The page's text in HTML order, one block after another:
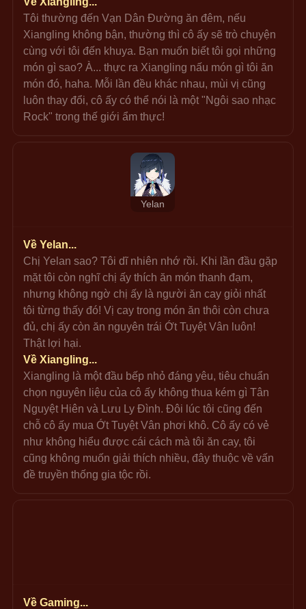
Tôi thường đến Vạn Dân Đường ăn đêm, nếu
Xiangling không bận, thường thì cô ấy sẽ trò chuyện
cùng với tôi đến khuya. Bạn muốn biết tôi gọi những
món gì sao? À... thực ra Xiangling nấu món gì tôi ăn
món đó, haha. Mỗi lần đều khác nhau, mùi vị cũng
luôn thay đổi, cô ấy có thể nói là một "Ngôi sao nhạc
Rock" trong thế giới ẩm thực!
Yelan
Về Yelan...
Chị Yelan sao? Tôi dĩ nhiên nhớ rồi. Khi lần đầu gặp
mặt tôi còn nghĩ chị ấy thích ăn món thanh đạm,
nhưng không ngờ chị ấy là người ăn cay giỏi nhất
tôi từng thấy đó! Vị cay trong món ăn thôi còn chưa
đủ, chị ấy còn ăn nguyên trái Ớt Tuyệt Vân luôn!
Thật lợi hại.
Về Xiangling...
Xiangling là một đầu bếp nhỏ đáng yêu, tiêu chuẩn
chọn nguyên liệu của cô ấy không thua kém gì Tân
Nguyệt Hiên và Lưu Ly Đình. Đôi lúc tôi cũng đến
chỗ cô ấy mua Ớt Tuyệt Vân phơi khô. Cô ấy có vẻ
như không hiểu được cái cách mà tôi ăn cay, tôi
cũng không muốn giải thích nhiều, đây thuộc về vấn
đề truyền thống gia tộc rồi.
Về Gaming...